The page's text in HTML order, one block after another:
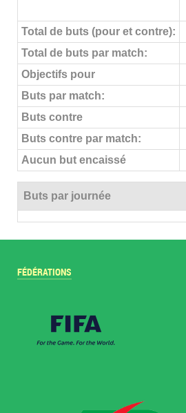
Total de buts (pour et contre):
Total de buts par match:
Objectifs pour
Buts par match:
Buts contre
Buts contre par match:
Aucun but encaissé
Buts par journée
FÉDÉRATIONS